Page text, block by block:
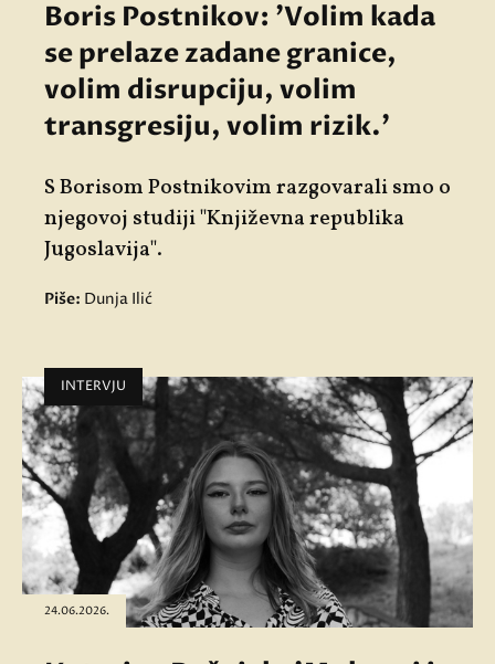
Boris Postnikov: 'Volim kada
se prelaze zadane granice,
volim disrupciju, volim
transgresiju, volim rizik.'
S Borisom Postnikovim razgovarali smo o
njegovoj studiji "Književna republika
Jugoslavija".
Piše: Dunja Ilić
INTERVJU
24.06.2026.